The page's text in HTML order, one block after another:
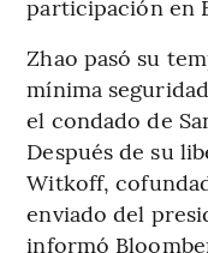
participación en
Zhao pasó su
mínima
el condado de
Después de su
Witkoff,
enviado del
informó